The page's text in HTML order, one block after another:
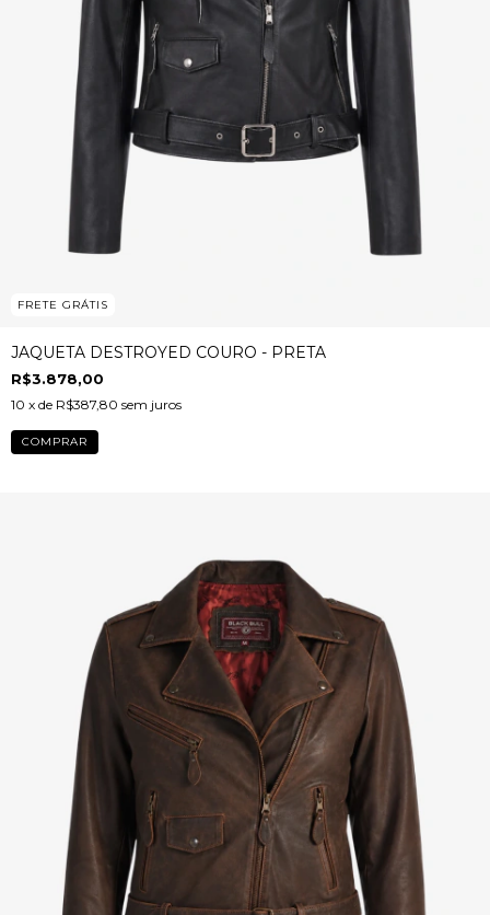
FRETE GRÁTIS
JAQUETA DESTROYED COURO - PRETA
R$3.878,00
10 x de R$387,80 sem juros
COMPRAR